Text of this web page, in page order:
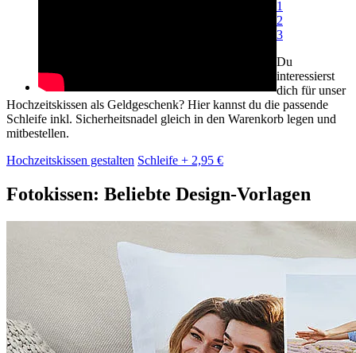
1
2
3
Du
interessierst
dich für unser
Hochzeitskissen als Geldgeschenk? Hier kannst du die passende
Schleife inkl. Sicherheitsnadel gleich in den Warenkorb legen und
mitbestellen.
Hochzeitskissen gestalten Schleife + 2,95 €
Fotokissen: Beliebte Design-Vorlagen